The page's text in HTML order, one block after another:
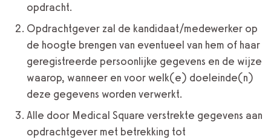
opdracht.
Opdrachtgever zal de kandidaat/medewerker op
de hoogte brengen van eventueel van hem of haar
geregistreerde persoonlijke gegevens en de wijze
waarop, wanneer en voor welk(e) doeleinde(n)
deze gegevens worden verwerkt.
Alle door Medical Square verstrekte gegevens aan
opdrachtgever met betrekking tot